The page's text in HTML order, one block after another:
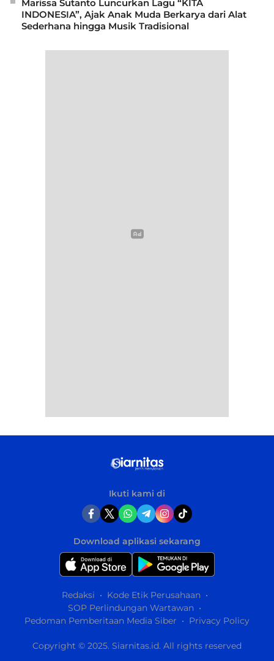
Marissa Sutanto Luncurkan Lagu “KITA
INDONESIA”, Ajak Anak Muda Berkarya dari Alat
Sederhana hingga Musik Tradisional
Ikuti kami di
Download aplikasi sekarang
Redaksi
Kode Etik Perusahaan
SOP Perlindungan Wartawan
Pedoman Pemberitaan Media Siber
Privacy Policy
Copyright © 2025. Siarnitas.id. All rights reserved